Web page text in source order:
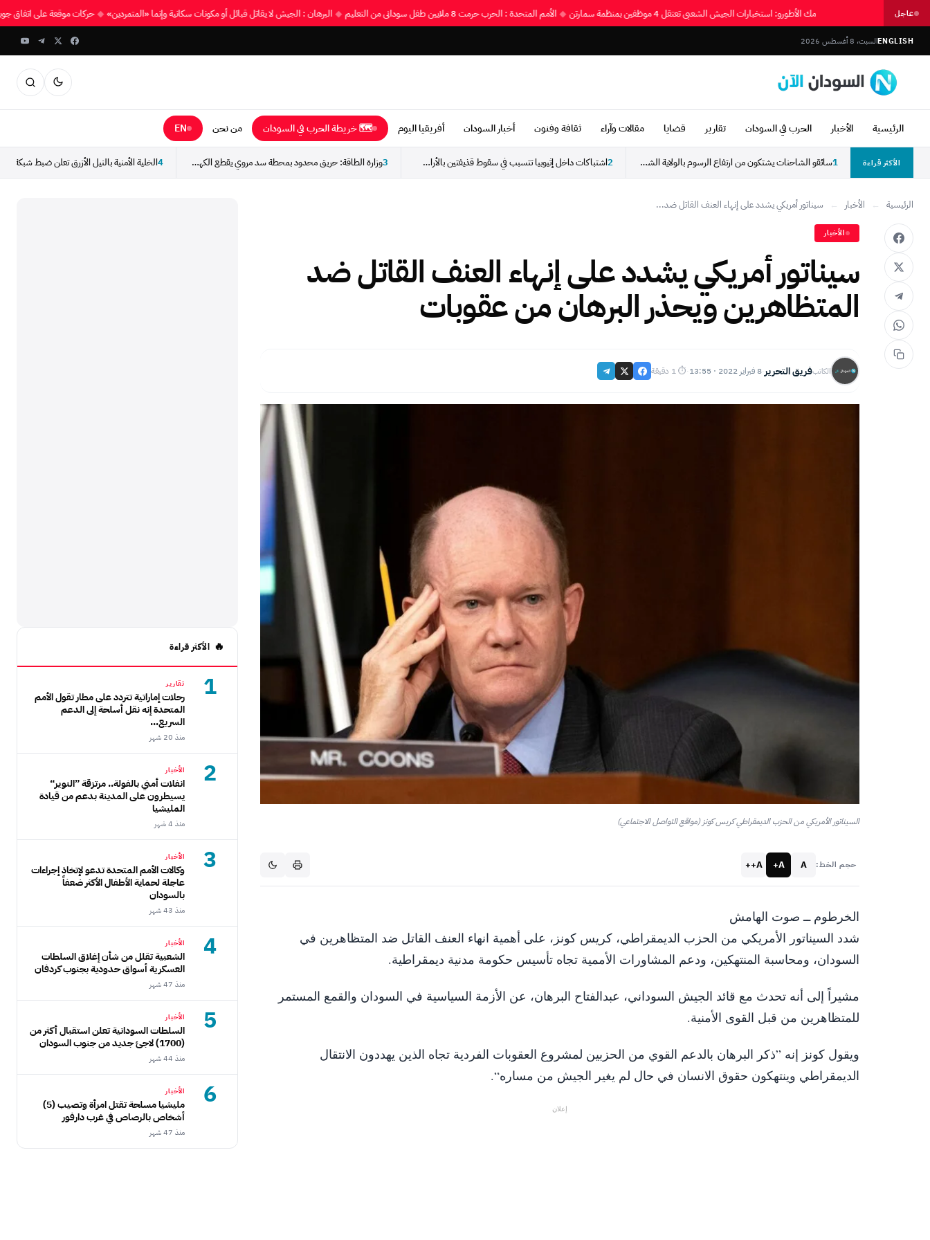
عاجل مك الأطورو: استخبارات الجيش الشعبي تعتقل 4 موظفين بمنظمة سمارتن ◆ الأمم المتحدة : الحرب حرمت 8 ملايين طفل سوداني من التعليم ◆ البرهان : الجيش لا يقاتل قبائل أو مكونات سكانية وإنما «المتمردين» ◆ حركات موقعة على اتفاق
ENGLISHالسبت، 8 أغسطس 2026
الرئيسية الأخبار الحرب في السودان تقارير قضايا مقالات وآراء ثقافة وفنون أخبار السودان أفريقيا اليوم 🗺 خريطة الحرب في السودان من نحن EN
الأكثر قراءة 1 سائقو الشاحنات يشتكون من ارتفاع الرسوم بالولاية الشمالية: كرهتونا... 2 اشتباكات داخل إثيوبيا تتسبب في سقوط قذيفتين بالأراضي السودانية... 3 وزارة الطاقة: حريق محدود بمحطة سد مروي يقطع الكهرباء... 4الخلية الأمنية بالنيل الأزرق تعلن ضبط شبكة
الرئيسية ← الأخبار ← سيناتور أمريكي يشدد على إنهاء العنف القاتل ضد...
الأخبار
سيناتور أمريكي يشدد على إنهاء العنف القاتل ضد
المتظاهرين ويحذر البرهان من عقوبات
الكاتبفريق التحرير·8 فبراير 2022 · 13:55 ·⏱ 1 دقيقة
السيناتور الأمريكي من الحزب الديمقراطي كريس كونز (مواقع التواصل الاجتماعي)
حجم الخط: A
A+
A++
الخرطوم ــ صوت الهامش
شدد السيناتور الأمريكي من الحزب الديمقراطي، كريس كونز، على أهمية انهاء العنف القاتل ضد المتظاهرين في
السودان، ومحاسبة المنتهكين، ودعم المشاورات الأممية تجاه تأسيس حكومة مدنية ديمقراطية.
مشيراً إلى أنه تحدث مع قائد الجيش السوداني، عبدالفتاح ‎البرهان، عن الأزمة السياسية في ‎السودان والقمع المستمر
للمتظاهرين من قبل القوى الأمنية.
ويقول كونز إنه ”ذكر البرهان بالدعم القوي من الحزبين لمشروع العقوبات الفردية تجاه الذين يهددون الانتقال
الديمقراطي وينتهكون حقوق الانسان في حال لم يغير الجيش من مساره“.
إعلان
الأكثر قراءة
1 تقارير
رحلات إماراتية تتردد على مطار تقول الأمم
المتحدة إنه نقل أسلحة إلى الدعم
السريع...
منذ 20 شهر
2 الأخبار
انفلات أمني بالفولة.. مرتزقة ”النوير“
يسيطرون على المدينة بدعم من قيادة
المليشيا
منذ 4 شهر
3 الأخبار
وكالات الأمم المتحدة تدعو لإتخاذ إجراءات
عاجلة لحماية الأطفال الأكثر ضعفاً
بالسودان
منذ 43 شهر
4 الأخبار
الشعبية تقلل من شأن إغلاق السلطات
العسكرية أسواق حدودية بجنوب كردفان
منذ 47 شهر
5 الأخبار
السلطات السودانية تعلن استقبال أكثر من
(1700) لاجئ جديد من جنوب السودان
منذ 44 شهر
6 الأخبار
مليشيا مسلحة تقتل امرأة وتصيب (5)
أشخاص بالرصاص في غرب دارفور
منذ 47 شهر